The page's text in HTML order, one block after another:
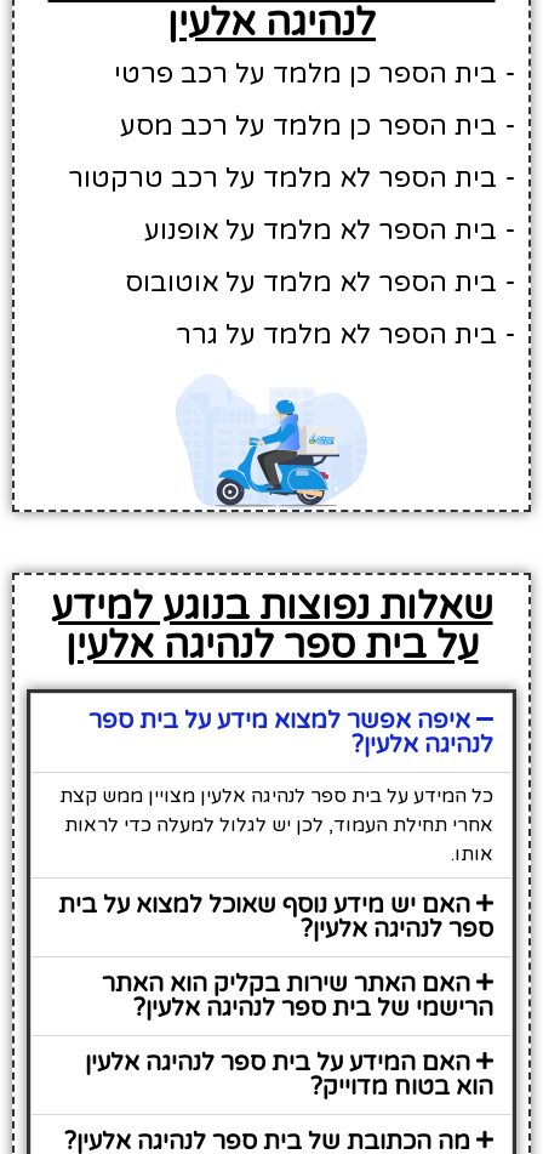
לנהיגה אלעין
- בית הספר כן מלמד על רכב פרטי
- בית הספר כן מלמד על רכב מסע
- בית הספר לא מלמד על רכב טרקטור
- בית הספר לא מלמד על אופנוע
- בית הספר לא מלמד על אוטובוס
- בית הספר לא מלמד על גרר
שאלות נפוצות בנוגע למידע
על בית ספר לנהיגה אלעין
איפה אפשר למצוא מידע על בית ספר
לנהיגה אלעין?
כל המידע על בית ספר לנהיגה אלעין מצויין ממש קצת
אחרי תחילת העמוד, לכן יש לגלול למעלה כדי לראות
אותו.
האם יש מידע נוסף שאוכל למצוא על בית
ספר לנהיגה אלעין?
האם האתר שירות בקליק הוא האתר
הרישמי של בית ספר לנהיגה אלעין?
האם המידע על בית ספר לנהיגה אלעין
הוא בטוח מדוייק?
מה הכתובת של בית ספר לנהיגה אלעין?